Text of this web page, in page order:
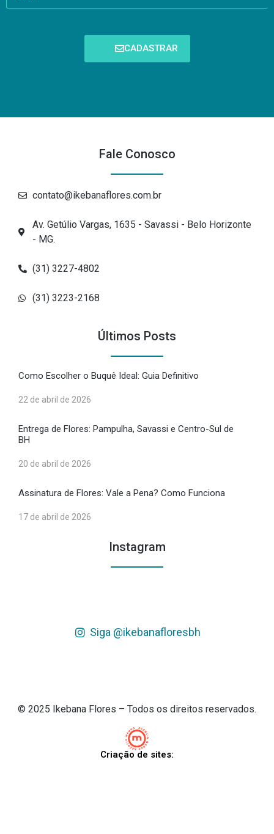
CADASTRAR
Fale Conosco
contato@ikebanaflores.com.br
Av. Getúlio Vargas, 1635 - Savassi - Belo Horizonte
- MG.
(31) 3227-4802
(31) 3223-2168
Últimos Posts
Como Escolher o Buquê Ideal: Guia Definitivo
22 de abril de 2026
Entrega de Flores: Pampulha, Savassi e Centro-Sul de
BH
20 de abril de 2026
Assinatura de Flores: Vale a Pena? Como Funciona
17 de abril de 2026
Instagram
Siga @ikebanafloresbh
© 2025 Ikebana Flores – Todos os direitos reservados.
Criação de sites: